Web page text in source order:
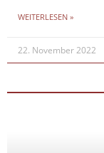
WEITERLESEN »
22. November 2022